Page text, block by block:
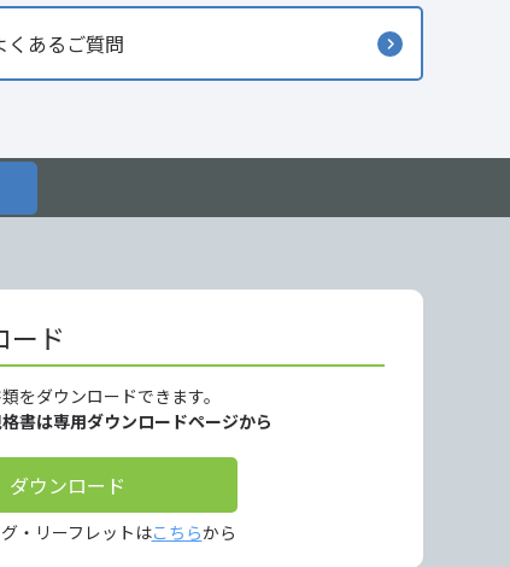
くあるご質問
ード
をダウンロードできます。
書は専用ダウンロードページから
ダウンロード
・リーフレットはこちらから